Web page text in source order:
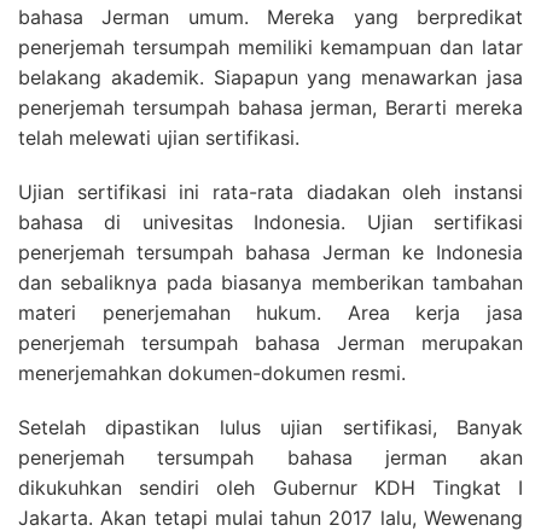
bahasa Jerman umum. Mereka yang berpredikat
penerjemah tersumpah memiliki kemampuan dan latar
belakang akademik. Siapapun yang menawarkan jasa
penerjemah tersumpah bahasa jerman, Berarti mereka
telah melewati ujian sertifikasi.
Ujian sertifikasi ini rata-rata diadakan oleh instansi
bahasa di univesitas Indonesia. Ujian sertifikasi
penerjemah tersumpah bahasa Jerman ke Indonesia
dan sebaliknya pada biasanya memberikan tambahan
materi penerjemahan hukum. Area kerja jasa
penerjemah tersumpah bahasa Jerman merupakan
menerjemahkan dokumen-dokumen resmi.
Setelah dipastikan lulus ujian sertifikasi, Banyak
penerjemah tersumpah bahasa jerman akan
dikukuhkan sendiri oleh Gubernur KDH Tingkat I
Jakarta. Akan tetapi mulai tahun 2017 lalu, Wewenang